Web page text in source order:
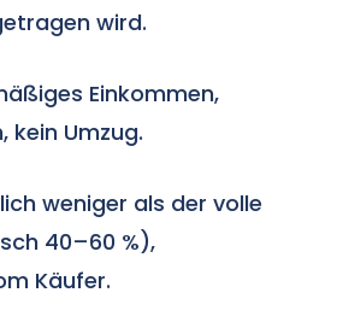
wird.
Einkommen,
kein Umzug.
weniger als der volle
40–60 %),
Käufer.